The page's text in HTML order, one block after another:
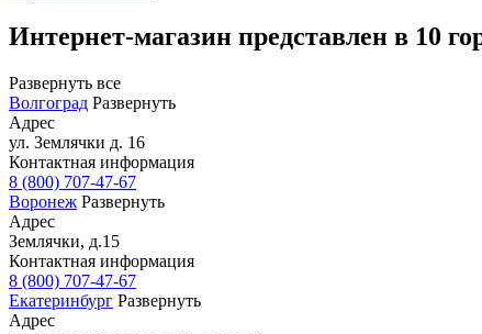
Интернет-магазин представлен в 10
Развернуть все
Волгоград Развернуть
Адрес
ул. Землячки д. 16
Контактная информация
8 (800) 707-47-67
Воронеж Развернуть
Адрес
Землячки, д.15
Контактная информация
8 (800) 707-47-67
Екатеринбург Развернуть
Адрес